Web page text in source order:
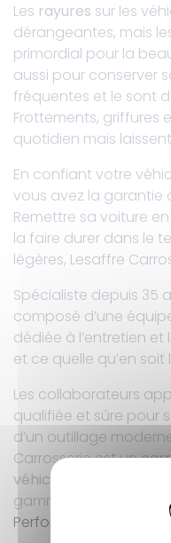
Les rayures sur les
dérangeantes, mais
primordial pour la
aussi pour conserver
fréquentes et le sont
Frottements, griffures
quotidien mais
En confiant votre
vous avez la garantie
Remettre sa voiture
la faire durer dans le
légères, Lesaffre
Spécialiste depuis 35
composé d’une
dédiée à l’entretien
et ce quelle qu’en soit
Les collaborateurs
qualifiée et sûre pour
d’un outillage
Carrosserie est un
véhicules toutes
gamme par le biais de
Performances